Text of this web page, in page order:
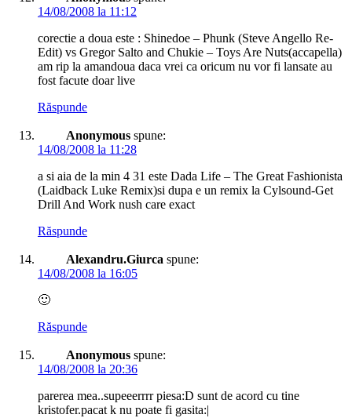
14/08/2008 la 11:12
corectie a doua este : Shinedoe – Phunk (Steve Angello Re-
Edit) vs Gregor Salto and Chukie – Toys Are Nuts(accapella)
am rip la amandoua daca vrei ca oricum nu vor fi lansate au
fost facute doar live
Răspunde
Anonymous spune:
14/08/2008 la 11:28
a si aia de la min 4 31 este Dada Life – The Great Fashionista
(Laidback Luke Remix)si dupa e un remix la Cylsound-Get
Drill And Work nush care exact
Răspunde
Alexandru.Giurca spune:
14/08/2008 la 16:05
🙂
Răspunde
Anonymous spune:
14/08/2008 la 20:36
parerea mea..supeeerrrr piesa:D sunt de acord cu tine
kristofer.pacat k nu poate fi gasita:|